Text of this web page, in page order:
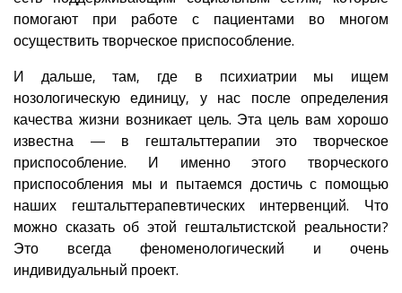
помогают при работе с пациентами во многом
осуществить творческое приспособление.
И дальше, там, где в психиатрии мы ищем
нозологическую единицу, у нас после определения
качества жизни возникает цель. Эта цель вам хорошо
известна — в гештальттерапии это творческое
приспособление. И именно этого творческого
приспособления мы и пытаемся достичь с помощью
наших гештальттерапевтических интервенций. Что
можно сказать об этой гештальтистской реальности?
Это всегда феноменологический и очень
индивидуальный проект.